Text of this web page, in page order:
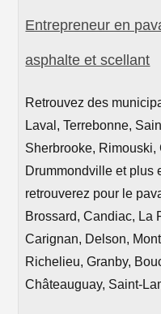
Entrepreneur en
asphalte et scellant
Retrouvez des
Laval, Terrebonne,
Sherbrooke, Rimouski,
Drummondville et plus
retrouverez pour le
Brossard, Candiac, La
Carignan, Delson,
Richelieu, Granby,
Châteauguay, Saint-